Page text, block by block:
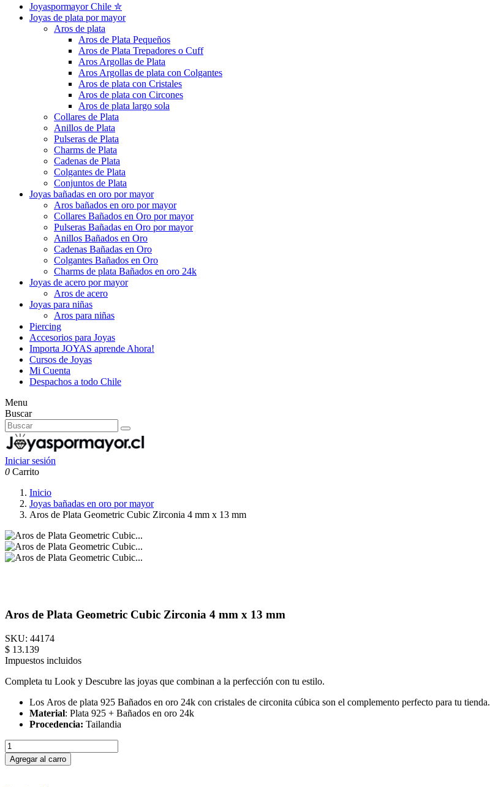
Joyaspormayor Chile ✮
Joyas de plata por mayor
Aros de plata
Aros de Plata Pequeños
Aros de Plata Trepadores o Cuff
Aros Argollas de Plata
Aros Argollas de plata con Colgantes
Aros de plata con Cristales
Aros de plata con Circones
Aros de plata largo sola
Collares de Plata
Anillos de Plata
Pulseras de Plata
Charms de Plata
Cadenas de Plata
Colgantes de Plata
Conjuntos de Plata
Joyas bañadas en oro por mayor
Aros bañados en oro por mayor
Collares Bañados en Oro por mayor
Pulseras Bañadas en Oro por mayor
Anillos Bañados en Oro
Cadenas Bañadas en Oro
Colgantes Bañados en Oro
Charms de plata Bañados en oro 24k
Joyas de acero por mayor
Aros de acero
Joyas para niñas
Aros para niñas
Piercing
Accesorios para Joyas
Importa JOYAS aprende Ahora!
Cursos de Joyas
Mi Cuenta
Despachos a todo Chile
Menu
Buscar
Iniciar sesión
0 Carrito
Inicio
Joyas bañadas en oro por mayor
Aros de Plata Geometric Cubic Zirconia 4 mm x 13 mm
Aros de Plata Geometric Cubic Zirconia 4 mm x 13 mm
SKU: 44174
$ 13.139
Impuestos incluidos
Completa tu Look y Descubre las joyas que combinan a la perfección con tu estilo.
Los Aros de plata 925 Bañados en oro 24k con cristales de circonita cúbica son el complemento perfecto para tu tienda.
Material: Plata 925 + Bañados en oro 24k
Procedencia: Tailandia
Agregar al carro